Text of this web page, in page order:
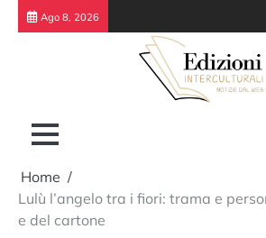
Skip
Ago 8, 2026
Home
Lulù l’angelo tra i fiori: trama e
e del cartone